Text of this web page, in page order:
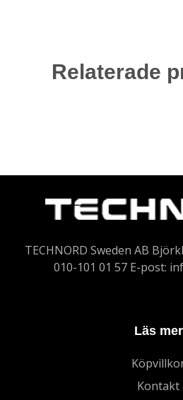
Relaterade
TECHNORD Sweden AB
010-101 01 57 E-post:
Läs mer
Kontakt